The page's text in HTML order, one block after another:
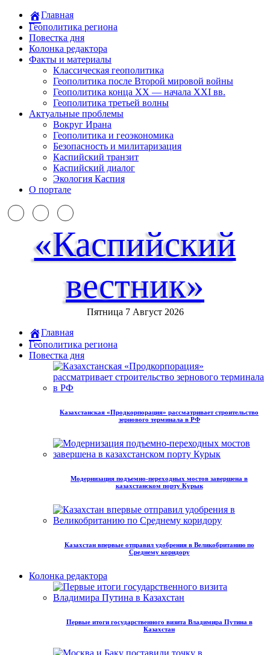
Главная
Геополитика региона
Повестка дня
Колонка редактора
Факты и материалы
Классическая геополитика
Геополитика после Второй мировой войны
Геополитика конца XX — начала XXI вв.
Геополитика третьей волны
Актуальные проблемы
Вокруг Ирана
Геополитика и геоэкономика
Безопасность и милитаризация
Каспийский транзит
Каспийский диалог
Экология Каспия
О портале
«Каспийский
вестник»
Пятница 7 Август 2026
Главная
Геополитика региона
Повестка дня
Казахстанская «Продкорпорация» рассматривает строительство
зернового терминала в РФ
Модернизация подъемно-переходных мостов завершена в
казахстанском порту Курык
Казахстан впервые отправил удобрения в Великобританию по
Среднему коридору
Колонка редактора
Первые итоги государственного визита Владимира Путина в
Казахстан